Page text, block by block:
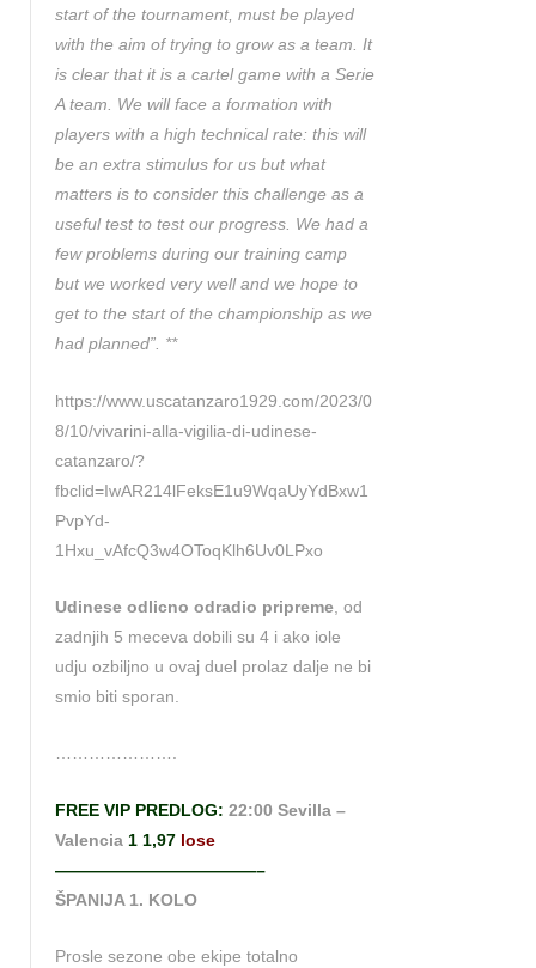
start of the tournament, must be played
with the aim of trying to grow as a team. It
is clear that it is a cartel game with a Serie
A team. We will face a formation with
players with a high technical rate: this will
be an extra stimulus for us but what
matters is to consider this challenge as a
useful test to test our progress. We had a
few problems during our training camp
but we worked very well and we hope to
get to the start of the championship as we
had planned”. **
https://www.uscatanzaro1929.com/2023/0
8/10/vivarini-alla-vigilia-di-udinese-
catanzaro/?
fbclid=IwAR214lFeksE1u9WqaUyYdBxw1
PvpYd-
1Hxu_vAfcQ3w4OToqKlh6Uv0LPxo
Udinese odlicno odradio pripreme , od
zadnjih 5 meceva dobili su 4 i ako iole
udju ozbiljno u ovaj duel prolaz dalje ne bi
smio biti sporan.
………………….
FREE VIP PREDLOG: 22:00 Sevilla –
Valencia 1 1,97 lose
————————————–
ŠPANIJA 1. KOLO
Prosle sezone obe ekipe totalno